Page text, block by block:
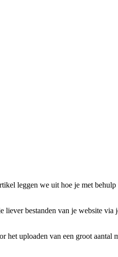
leggen we uit hoe je met
liever bestanden van je website via
het uploaden van een groot aantal